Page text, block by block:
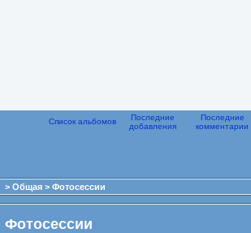
Список альбомов
Последние
добавления
Последние
комментарии
> Общая > Фотосессии
Фотосессии